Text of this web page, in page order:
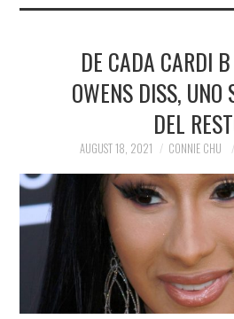
DE CADA CARDI
OWENS DISS, UNO
DEL
AUGUST 18, 2021 CONNIE CHU